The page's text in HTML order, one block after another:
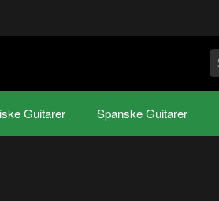
Guitarer Spanske Guitarer